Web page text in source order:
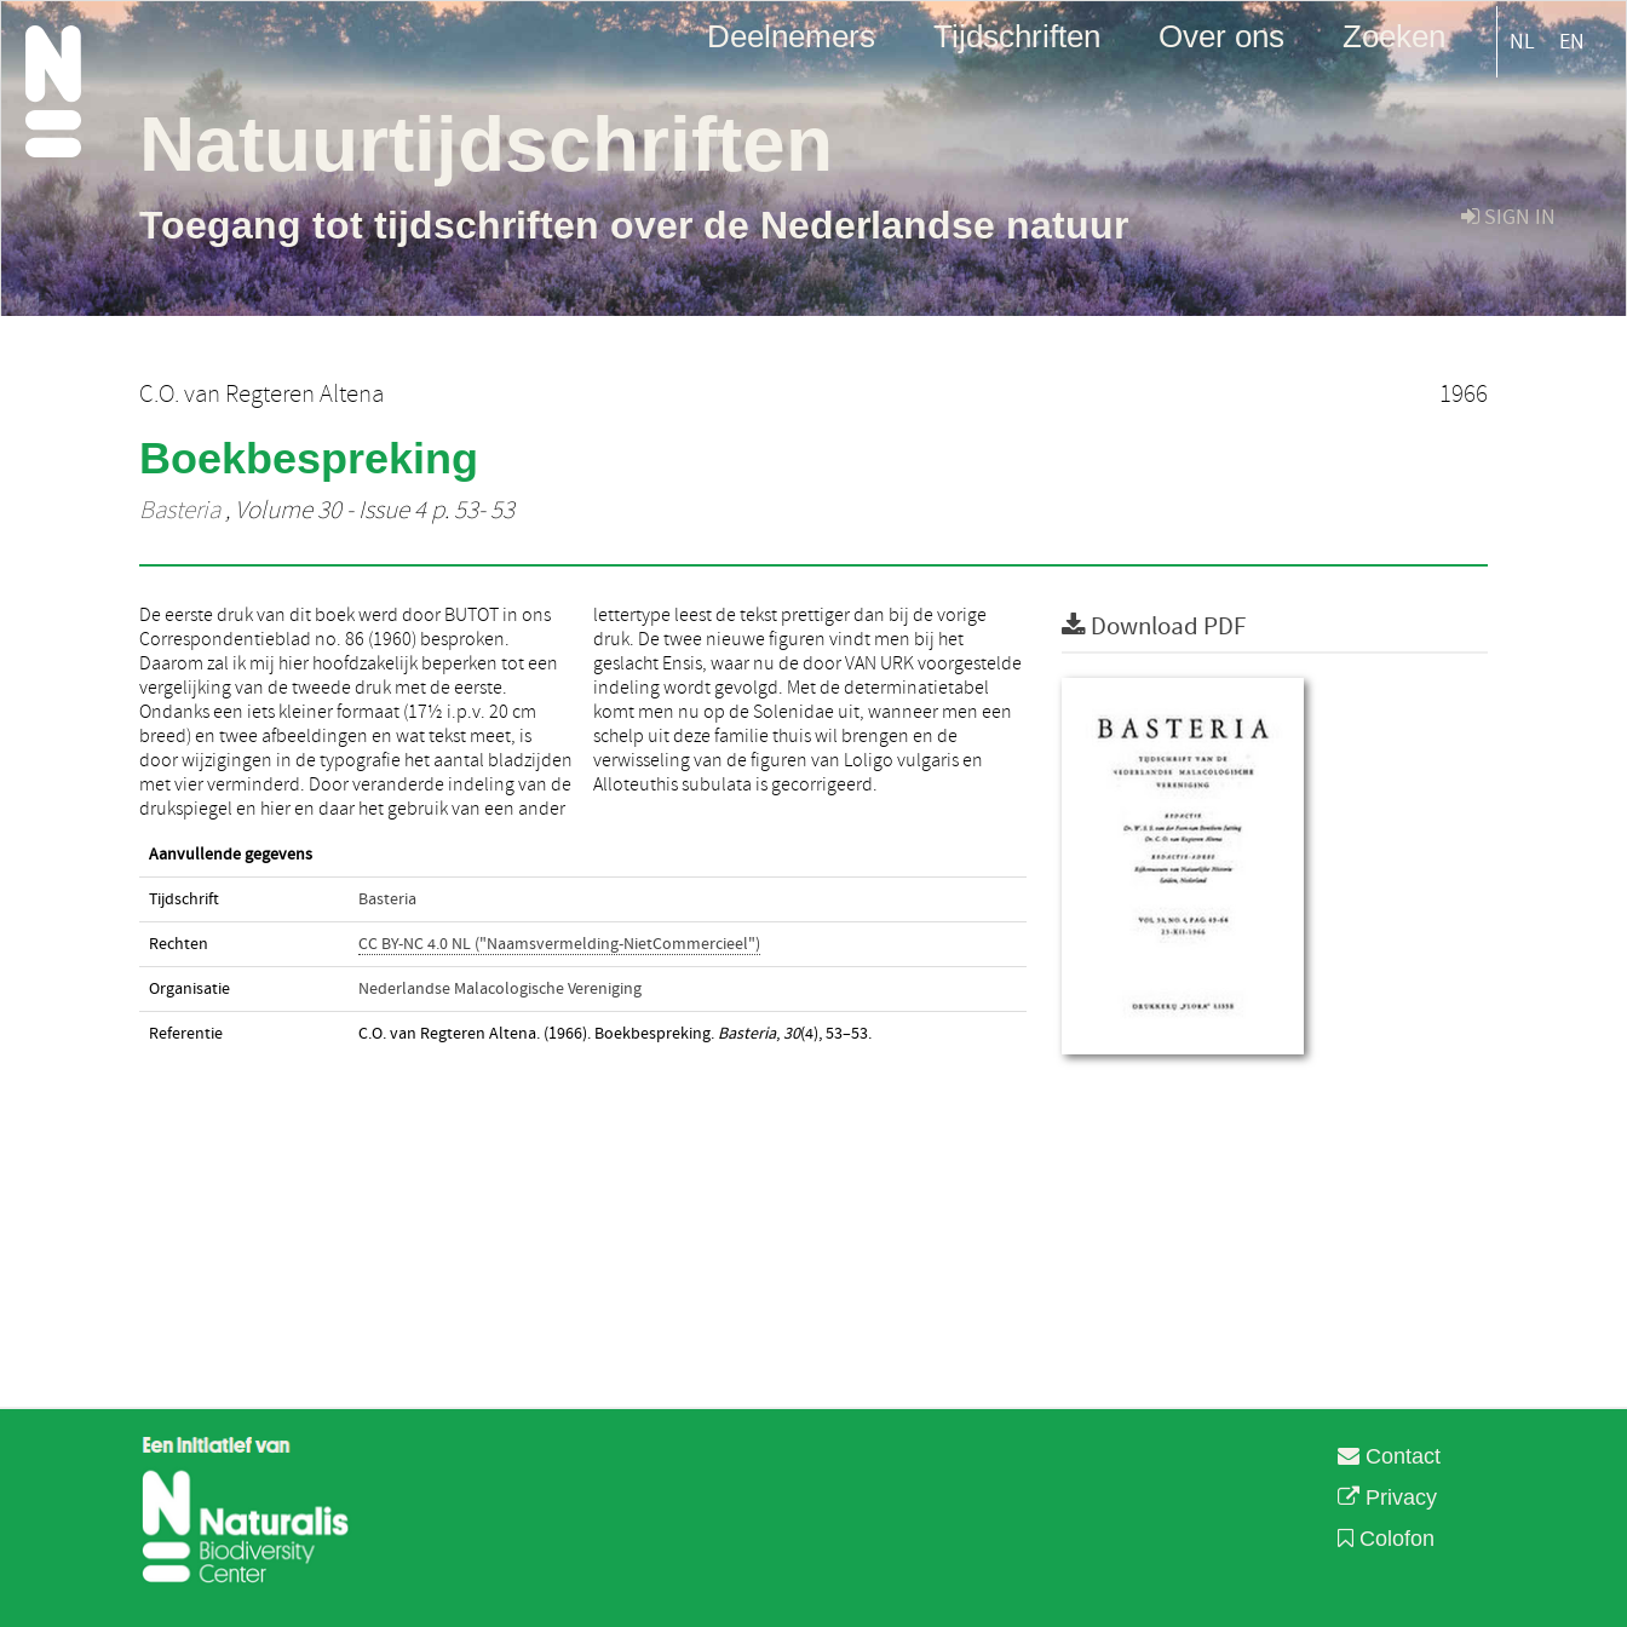
Deelnemers Tijdschriften Over ons Zoeken NL EN
SIGN IN
Natuurtijdschriften
Toegang tot tijdschriften over de Nederlandse natuur
C.O. van Regteren Altena 1966
Boekbespreking
Basteria, Volume 30 - Issue 4 p. 53- 53
De eerste druk van dit boek werd door BUTOT in ons
Correspondentieblad no. 86 (1960) besproken.
Daarom zal ik mij hier hoofdzakelijk beperken tot een
vergelijking van de tweede druk met de eerste.
Ondanks een iets kleiner formaat (17½ i.p.v. 20 cm
breed) en twee afbeeldingen en wat tekst meet, is
door wijzigingen in de typografie het aantal bladzijden
met vier verminderd. Door veranderde indeling van de
drukspiegel en hier en daar het gebruik van een ander
lettertype leest de tekst prettiger dan bij de vorige
druk. De twee nieuwe figuren vindt men bij het
geslacht Ensis, waar nu de door VAN URK voorgestelde
indeling wordt gevolgd. Met de determinatietabel
komt men nu op de Solenidae uit, wanneer men een
schelp uit deze familie thuis wil brengen en de
verwisseling van de figuren van Loligo vulgaris en
Alloteuthis subulata is gecorrigeerd.
Aanvullende gegevens
Tijdschrift Basteria
Rechten CC BY-NC 4.0 NL ("Naamsvermelding-NietCommercieel")
Organisatie Nederlandse Malacologische Vereniging
Referentie C.O. van Regteren Altena. (1966). Boekbespreking. Basteria, 30(4), 53–53.
Download PDF
Contact
Privacy
Colofon